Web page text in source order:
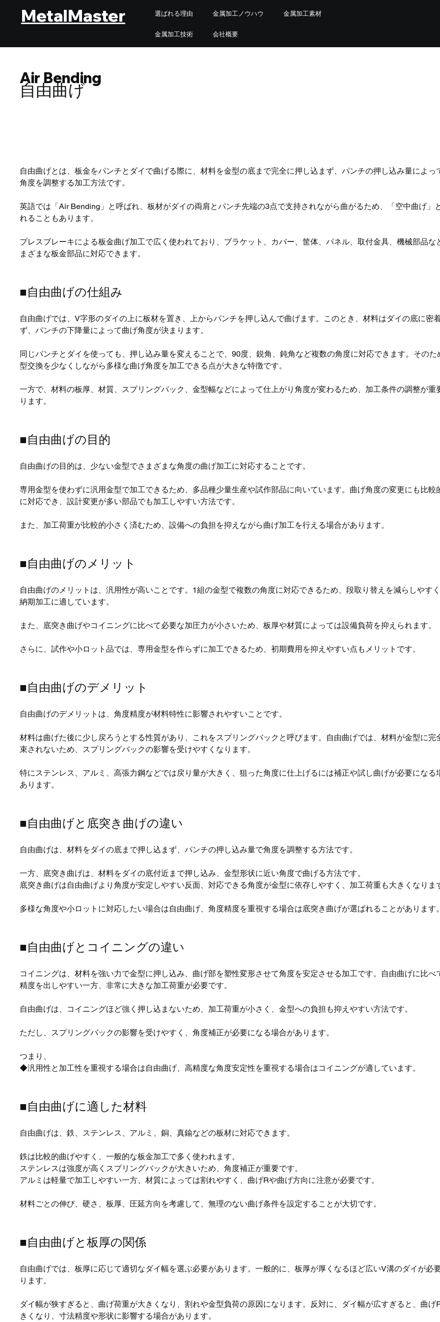
MetalMaster 選ばれる理由 金属加工ノウハウ 金属加工素材
金属加工技術 会社概要
Air Bending
自由曲げ
自由曲げとは、板金をパンチとダイで曲げる際に、材料を金型の底まで完全に押し込まず、パンチの押し込み量によっ
角度を調整する加工方法です。
英語では「Air Bending」と呼ばれ、板材がダイの両肩とパンチ先端の3点で支持されながら曲がるため、「空中曲げ」
れることもあります。
プレスブレーキによる板金曲げ加工で広く使われており、ブラケット、カバー、筐体、パネル、取付金具、機械部品な
まざまな板金部品に対応できます。
■自由曲げの仕組み
自由曲げでは、V字形のダイの上に板材を置き、上からパンチを押し込んで曲げます。このとき、材料はダイの底に密
ず、パンチの下降量によって曲げ角度が決まります。
同じパンチとダイを使っても、押し込み量を変えることで、90度、鋭角、鈍角など複数の角度に対応できます。そのた
型交換を少なくしながら多様な曲げ角度を加工できる点が大きな特徴です。
一方で、材料の板厚、材質、スプリングバック、金型幅などによって仕上がり角度が変わるため、加工条件の調整が重
ります。
■自由曲げの目的
自由曲げの目的は、少ない金型でさまざまな角度の曲げ加工に対応することです。
専用金型を使わずに汎用金型で加工できるため、多品種少量生産や試作部品に向いています。曲げ角度の変更にも比較
に対応でき、設計変更が多い部品でも加工しやすい方法です。
また、加工荷重が比較的小さく済むため、設備への負担を抑えながら曲げ加工を行える場合があります。
■自由曲げのメリット
自由曲げのメリットは、汎用性が高いことです。1組の金型で複数の角度に対応できるため、段取り替えを減らしやす
納期加工に適しています。
また、底突き曲げやコイニングに比べて必要な加圧力が小さいため、板厚や材質によっては設備負荷を抑えられます。
さらに、試作や小ロット品では、専用金型を作らずに加工できるため、初期費用を抑えやすい点もメリットです。
■自由曲げのデメリット
自由曲げのデメリットは、角度精度が材料特性に影響されやすいことです。
材料は曲げた後に少し戻ろうとする性質があり、これをスプリングバックと呼びます。自由曲げでは、材料が金型に完
束されないため、スプリングバックの影響を受けやすくなります。
特にステンレス、アルミ、高張力鋼などでは戻り量が大きく、狙った角度に仕上げるには補正や試し曲げが必要になる
あります。
■自由曲げと底突き曲げの違い
自由曲げは、材料をダイの底まで押し込まず、パンチの押し込み量で角度を調整する方法です。
一方、底突き曲げは、材料をダイの底付近まで押し込み、金型形状に近い角度で曲げる方法です。
底突き曲げは自由曲げより角度が安定しやすい反面、対応できる角度が金型に依存しやすく、加工荷重も大きくなりま
多様な角度や小ロットに対応したい場合は自由曲げ、角度精度を重視する場合は底突き曲げが選ばれることがあります。
■自由曲げとコイニングの違い
コイニングは、材料を強い力で金型に押し込み、曲げ部を塑性変形させて角度を安定させる加工です。自由曲げに比べ
精度を出しやすい一方、非常に大きな加工荷重が必要です。
自由曲げは、コイニングほど強く押し込まないため、加工荷重が小さく、金型への負担も抑えやすい方法です。
ただし、スプリングバックの影響を受けやすく、角度補正が必要になる場合があります。
つまり、
◆汎用性と加工性を重視する場合は自由曲げ、高精度な角度安定性を重視する場合はコイニングが適しています。
■自由曲げに適した材料
自由曲げは、鉄、ステンレス、アルミ、銅、真鍮などの板材に対応できます。
鉄は比較的曲げやすく、一般的な板金加工で多く使われます。
ステンレスは強度が高くスプリングバックが大きいため、角度補正が重要です。
アルミは軽量で加工しやすい一方、材質によっては割れやすく、曲げRや曲げ方向に注意が必要です。
材料ごとの伸び、硬さ、板厚、圧延方向を考慮して、無理のない曲げ条件を設定することが大切です。
■自由曲げと板厚の関係
自由曲げでは、板厚に応じて適切なダイ幅を選ぶ必要があります。一般的に、板厚が厚くなるほど広いV溝のダイが必
ります。
ダイ幅が狭すぎると、曲げ荷重が大きくなり、割れや金型負荷の原因になります。反対に、ダイ幅が広すぎると、曲げ
きくなり、寸法精度や形状に影響する場合があります。